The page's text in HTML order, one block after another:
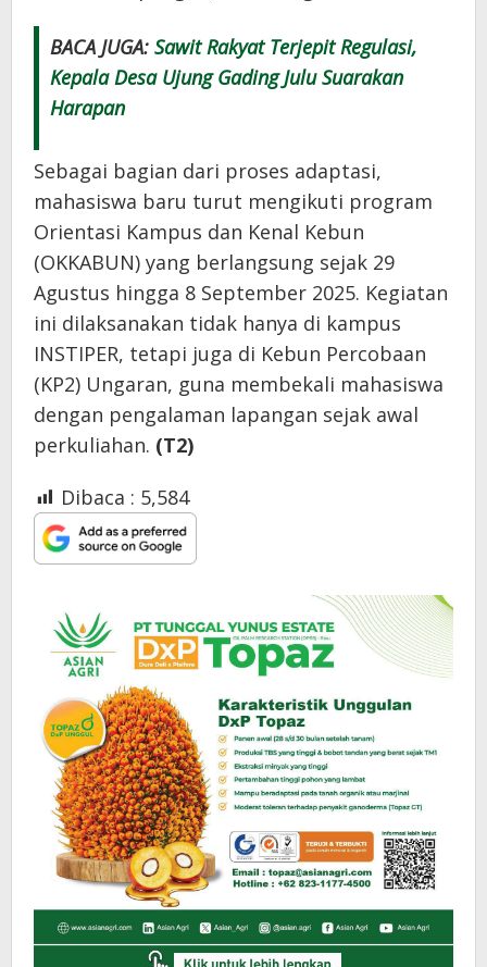
BACA JUGA: Sawit Rakyat Terjepit Regulasi,
Kepala Desa Ujung Gading Julu Suarakan
Harapan
Sebagai bagian dari proses adaptasi,
mahasiswa baru turut mengikuti program
Orientasi Kampus dan Kenal Kebun
(OKKABUN) yang berlangsung sejak 29
Agustus hingga 8 September 2025. Kegiatan
ini dilaksanakan tidak hanya di kampus
INSTIPER, tetapi juga di Kebun Percobaan
(KP2) Ungaran, guna membekali mahasiswa
dengan pengalaman lapangan sejak awal
perkuliahan. (T2)
Dibaca : 5,584